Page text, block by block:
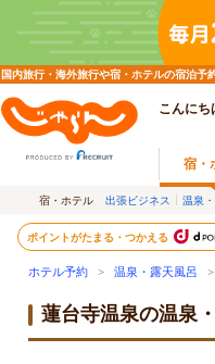
国内旅行・海外旅行や宿・ホテルの宿泊
こんにち
宿・
宿・ホテル 出張ビジネス 温泉
ポイントがたまる・つかえる
ホテル予約 > 温泉・露天風呂
蓮台寺温泉の温泉